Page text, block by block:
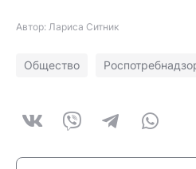
Автор: Лариса Ситник
Общество